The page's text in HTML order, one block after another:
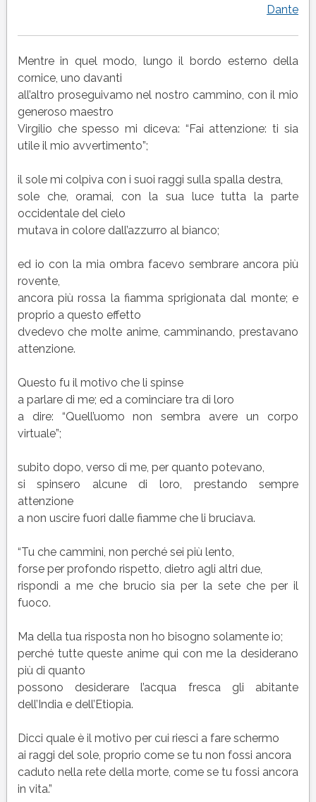
Dante
Mentre in quel modo, lungo il bordo esterno della
cornice, uno davanti
all’altro proseguivamo nel nostro cammino, con il mio
generoso maestro
Virgilio che spesso mi diceva: “Fai attenzione: ti sia
utile il mio avvertimento”;
il sole mi colpiva con i suoi raggi sulla spalla destra,
sole che, oramai, con la sua luce tutta la parte
occidentale del cielo
mutava in colore dall’azzurro al bianco;
ed io con la mia ombra facevo sembrare ancora più
rovente,
ancora più rossa la fiamma sprigionata dal monte; e
proprio a questo effetto
dvedevo che molte anime, camminando, prestavano
attenzione.
Questo fu il motivo che li spinse
a parlare di me; ed a cominciare tra di loro
a dire: “Quell’uomo non sembra avere un corpo
virtuale”;
subito dopo, verso di me, per quanto potevano,
si spinsero alcune di loro, prestando sempre
attenzione
a non uscire fuori dalle fiamme che li bruciava.
“Tu che cammini, non perché sei più lento,
forse per profondo rispetto, dietro agli altri due,
rispondi a me che brucio sia per la sete che per il
fuoco.
Ma della tua risposta non ho bisogno solamente io;
perché tutte queste anime qui con me la desiderano
più di quanto
possono desiderare l’acqua fresca gli abitante
dell’India e dell’Etiopia.
Dicci quale è il motivo per cui riesci a fare schermo
ai raggi del sole, proprio come se tu non fossi ancora
caduto nella rete della morte, come se tu fossi ancora
in vita.”